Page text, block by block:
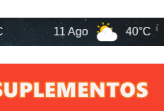
11 Ago 40°C